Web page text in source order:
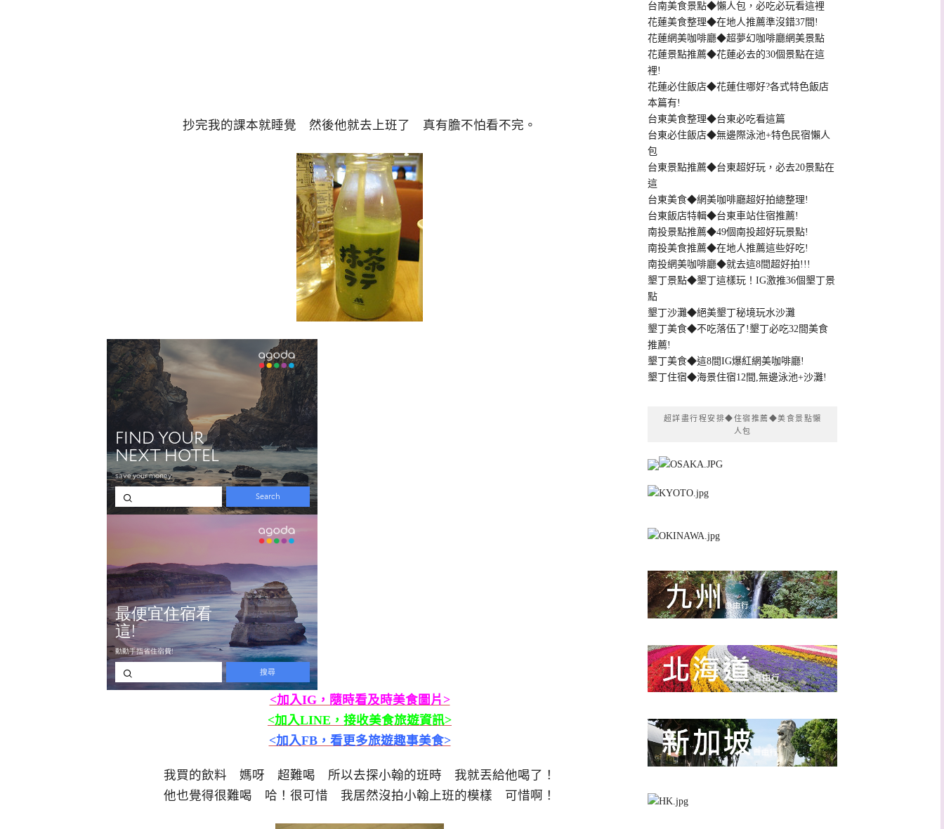
抄完我的課本就睡覺 然後他就去上班了 真有膽不怕看不完。
<加入IG，隨時看及時美食圖片>
<加入LINE，接收美食旅遊資訊>
<加入FB，看更多旅遊趣事美食>
我買的飲料 媽呀 超難喝 所以去探小翰的班時 我就丟給他喝了！
他也覺得很難喝 哈！很可惜 我居然沒拍小翰上班的模樣 可惜啊！
台南美食景點◆懶人包，必吃必玩看這裡
花蓮美食整理◆在地人推薦準沒錯37間!
花蓮網美咖啡廳◆超夢幻咖啡廳網美景點
花蓮景點推薦◆花蓮必去的30個景點在這
裡!
花蓮必住飯店◆花蓮住哪好?各式特色飯店
本篇有!
台東美食整理◆台東必吃看這篇
台東必住飯店◆無邊際泳池+特色民宿懶人
包
台東景點推薦◆台東超好玩，必去20景點在
這
台東美食◆網美咖啡廳超好拍總整理!
台東飯店特輯◆台東車站住宿推薦!
南投景點推薦◆49個南投超好玩景點!
南投美食推薦◆在地人推薦這些好吃!
南投網美咖啡廳◆就去這8間超好拍!!!
墾丁景點◆墾丁這樣玩！IG激推36個墾丁景
點
墾丁沙灘◆絕美墾丁秘境玩水沙灘
墾丁美食◆不吃落伍了!墾丁必吃32間美食
推薦!
墾丁美食◆這8間IG爆紅網美咖啡廳!
墾丁住宿◆海景住宿12間,無邊泳池+沙灘!
超詳盡行程安排◆住宿推薦◆美食景點懶
人包